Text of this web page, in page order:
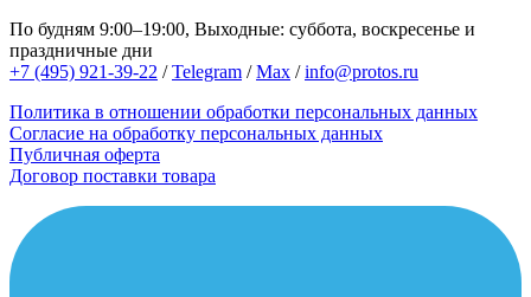
По будням 9:00–19:00, Выходные: суббота, воскресенье и
праздничные дни
+7 (495) 921-39-22 /Telegram /Max /info@protos.ru
Политика в отношении обработки персональных данных
Согласие на обработку персональных данных
Публичная оферта
Договор поставки товара